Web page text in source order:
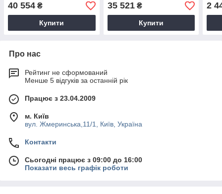
40 554 ₴
Купити
35 521₴
Купити
2
Про нас
Рейтинг не сформований
Менше 5 відгуків за останній рік
Працює з 23.04.2009
м. Київ
вул. Жмеринська,11/1, Київ, Україна
Контакти
Сьогодні працює з 09:00 до 16:00
Показати весь графік роботи